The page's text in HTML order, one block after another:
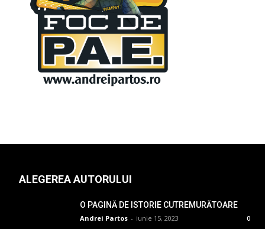
ALEGEREA AUTORULUI
O PAGINĂ DE ISTORIE CUTREMURĂTOARE
Andrei Partos - iunie 15, 2023 0